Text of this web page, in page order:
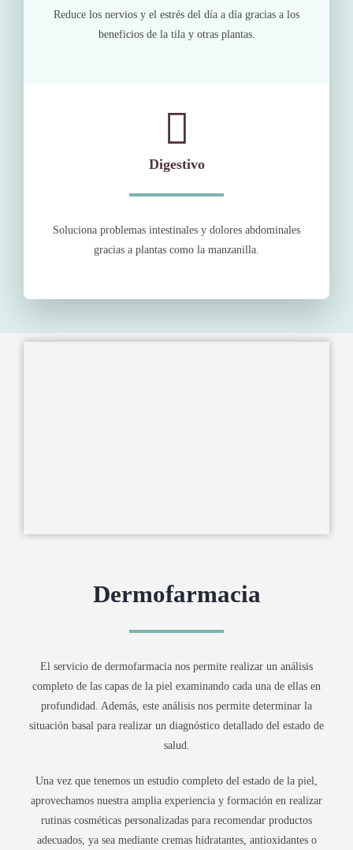
Reduce los nervios y el estrés del día a día gracias a los
beneficios de la tila y otras plantas.
Digestivo
Soluciona problemas intestinales y dolores abdominales
gracias a plantas como la manzanilla.
Dermofarmacia
El servicio de dermofarmacia nos permite realizar un análisis
completo de las capas de la piel examinando cada una de ellas en
profundidad. Además, este análisis nos permite determinar la
situación basal para realizar un diagnóstico detallado del estado de
salud.
Una vez que tenemos un estudio completo del estado de la piel,
aprovechamos nuestra amplia experiencia y formación en realizar
rutinas cosméticas personalizadas para recomendar productos
adecuados, ya sea mediante cremas hidratantes, antioxidantes o